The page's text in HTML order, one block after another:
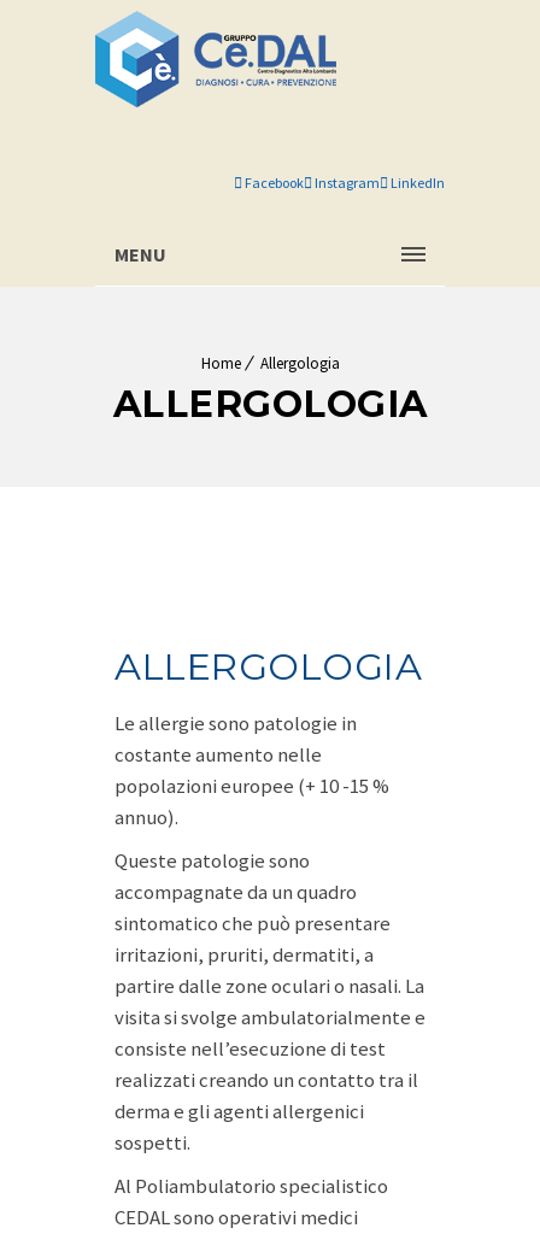
Facebook Instagram LinkedIn
MENU
Home Allergologia
ALLERGOLOGIA
ALLERGOLOGIA
Le allergie sono patologie in
costante aumento nelle
popolazioni europee (+ 10 -15 %
annuo).
Queste patologie sono
accompagnate da un quadro
sintomatico che può presentare
irritazioni, pruriti, dermatiti, a
partire dalle zone oculari o nasali. La
visita si svolge ambulatorialmente e
consiste nell’esecuzione di test
realizzati creando un contatto tra il
derma e gli agenti allergenici
sospetti.
Al Poliambulatorio specialistico
CEDAL sono operativi medici